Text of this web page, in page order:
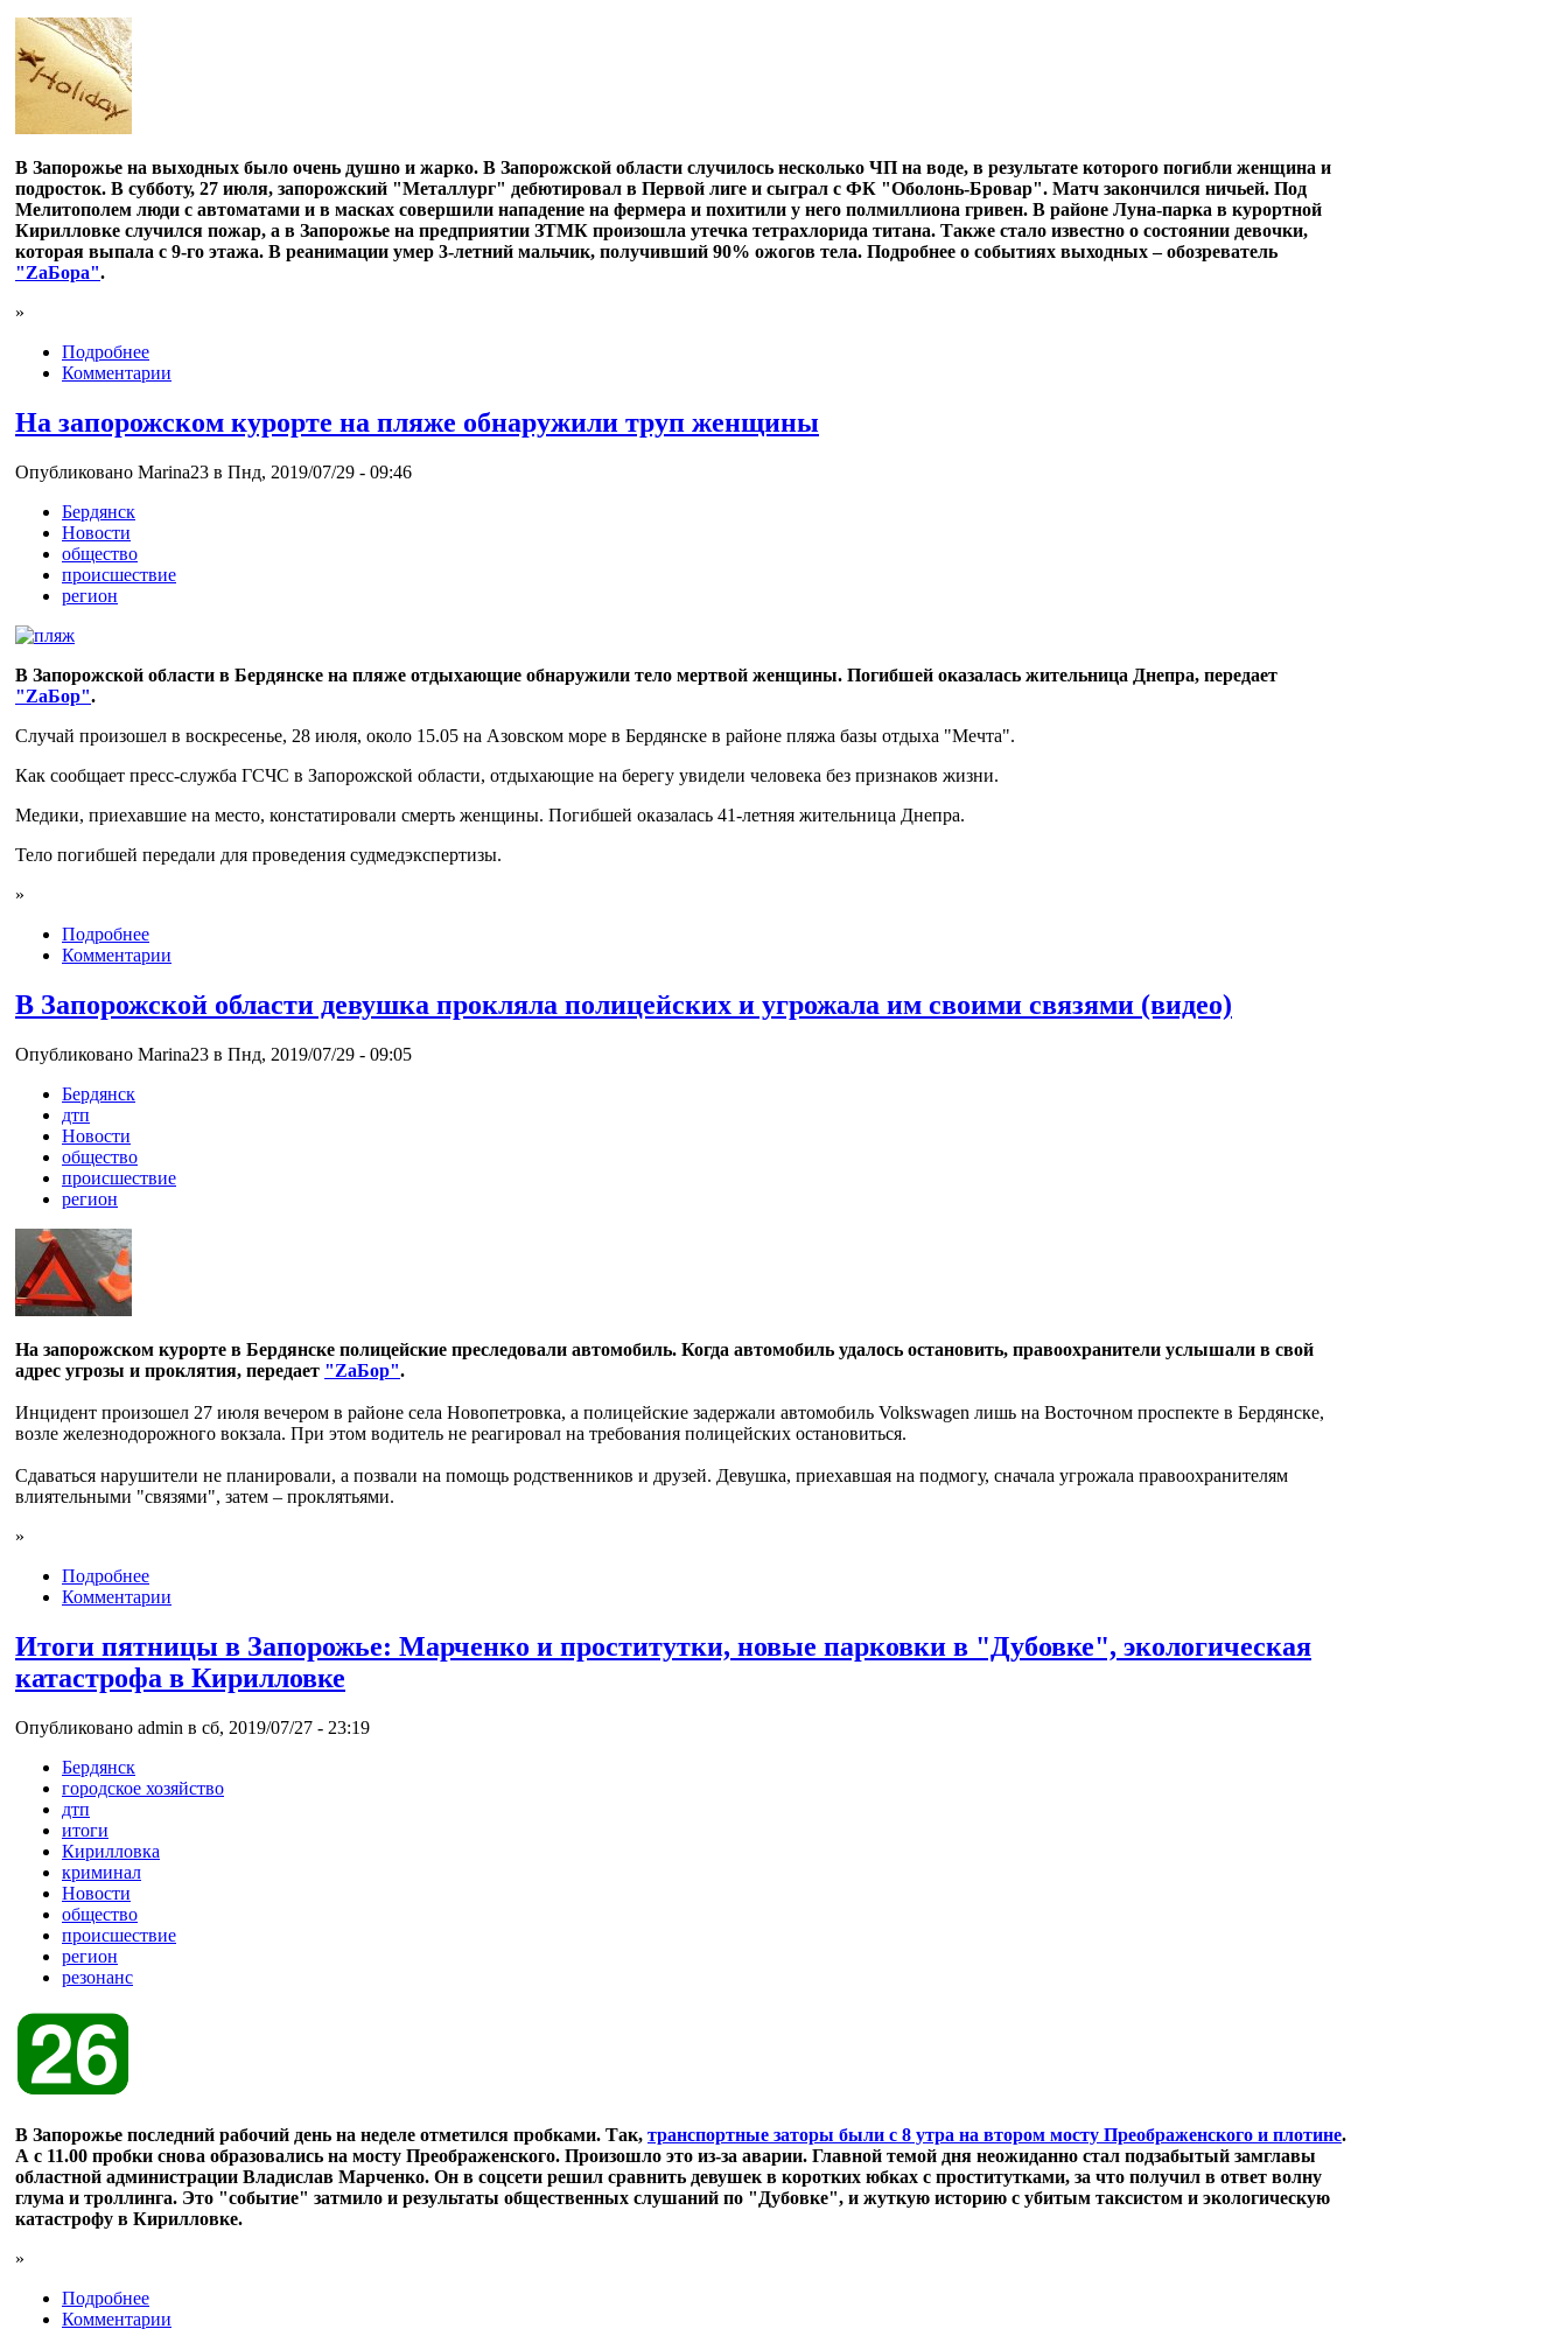
В Запорожье на выходных было очень душно и жарко. В Запорожской области случилось несколько ЧП на воде, в результате которого погибли женщина и
подросток. В субботу, 27 июля, запорожский "Металлург" дебютировал в Первой лиге и сыграл с ФК "Оболонь-Бровар". Матч закончился ничьей. Под
Мелитополем люди с автоматами и в масках совершили нападение на фермера и похитили у него полмиллиона гривен. В районе Луна-парка в курортной
Кирилловке случился пожар, а в Запорожье на предприятии ЗТМК произошла утечка тетрахлорида титана. Также стало известно о состоянии девочки,
которая выпала с 9-го этажа. В реанимации умер 3-летний мальчик, получивший 90% ожогов тела. Подробнее о событиях выходных – обозреватель
"ZаБора".
»
Подробнее
Комментарии
На запорожском курорте на пляже обнаружили труп женщины
Опубликовано Marina23 в Пнд, 2019/07/29 - 09:46
Бердянск
Новости
общество
происшествие
регион
В Запорожской области в Бердянске на пляже отдыхающие обнаружили тело мертвой женщины. Погибшей оказалась жительница Днепра, передает
"ZаБор".
Случай произошел в воскресенье, 28 июля, около 15.05 на Азовском море в Бердянске в районе пляжа базы отдыха "Мечта".
Как сообщает пресс-служба ГСЧС в Запорожской области, отдыхающие на берегу увидели человека без признаков жизни.
Медики, приехавшие на место, констатировали смерть женщины. Погибшей оказалась 41-летняя жительница Днепра.
Тело погибшей передали для проведения судмедэкспертизы.
»
Подробнее
Комментарии
В Запорожской области девушка прокляла полицейских и угрожала им своими связями (видео)
Опубликовано Marina23 в Пнд, 2019/07/29 - 09:05
Бердянск
дтп
Новости
общество
происшествие
регион
На запорожском курорте в Бердянске полицейские преследовали автомобиль. Когда автомобиль удалось остановить, правоохранители услышали в свой
адрес угрозы и проклятия, передает "ZаБор".
Инцидент произошел 27 июля вечером в районе села Новопетровка, а полицейские задержали автомобиль Volkswagen лишь на Восточном проспекте в Бердянске,
возле железнодорожного вокзала. При этом водитель не реагировал на требования полицейских остановиться.
Сдаваться нарушители не планировали, а позвали на помощь родственников и друзей. Девушка, приехавшая на подмогу, сначала угрожала правоохранителям
влиятельными "связями", затем – проклятьями.
»
Подробнее
Комментарии
Итоги пятницы в Запорожье: Марченко и проститутки, новые парковки в "Дубовке", экологическая
катастрофа в Кирилловке
Опубликовано admin в сб, 2019/07/27 - 23:19
Бердянск
городское хозяйство
дтп
итоги
Кирилловка
криминал
Новости
общество
происшествие
регион
резонанс
В Запорожье последний рабочий день на неделе отметился пробками. Так, транспортные заторы были с 8 утра на втором мосту Преображенского и плотине.
А с 11.00 пробки снова образовались на мосту Преображенского. Произошло это из-за аварии. Главной темой дня неожиданно стал подзабытый замглавы
областной администрации Владислав Марченко. Он в соцсети решил сравнить девушек в коротких юбках с проститутками, за что получил в ответ волну
глума и троллинга. Это "событие" затмило и результаты общественных слушаний по "Дубовке", и жуткую историю с убитым таксистом и экологическую
катастрофу в Кирилловке.
»
Подробнее
Комментарии